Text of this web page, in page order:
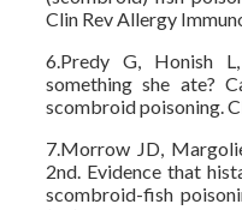
Clin Rev Allergy
6.Predy G, Honish
something she ate?
scombroid poisoning.
7.Morrow JD,
2nd. Evidence that
scombroid-fish